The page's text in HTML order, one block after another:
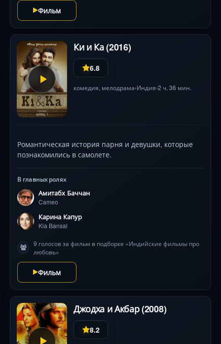
сила воли и начинается право на прощание.
Фильм
Ки и Ка (2016)
6.8
комедия, мелодрама•Индия•2 ч. 36 мин.
Романтическая история парня и девушки, которые
познакомились в самолете.
В главных ролях
Амитабх Баччан
Cameo
Карина Капур
Kia Bansal
9 голосов за фильм в подборке «Индийские фильмы про
любовь»
Фильм
Джодха и Акбар (2008)
8.2